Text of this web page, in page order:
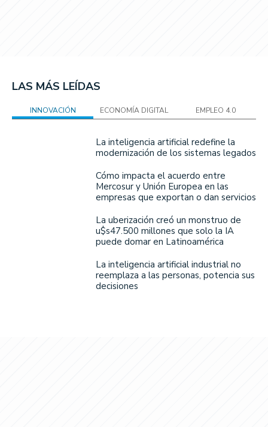
LAS MÁS LEÍDAS
INNOVACIÓN ECONOMÍA DIGITAL EMPLEO 4.0
La inteligencia artificial redefine la
modernización de los sistemas legados
Cómo impacta el acuerdo entre
Mercosur y Unión Europea en las
empresas que exportan o dan servicios
La uberización creó un monstruo de
u$s47.500 millones que solo la IA
puede domar en Latinoamérica
La inteligencia artificial industrial no
reemplaza a las personas, potencia sus
decisiones